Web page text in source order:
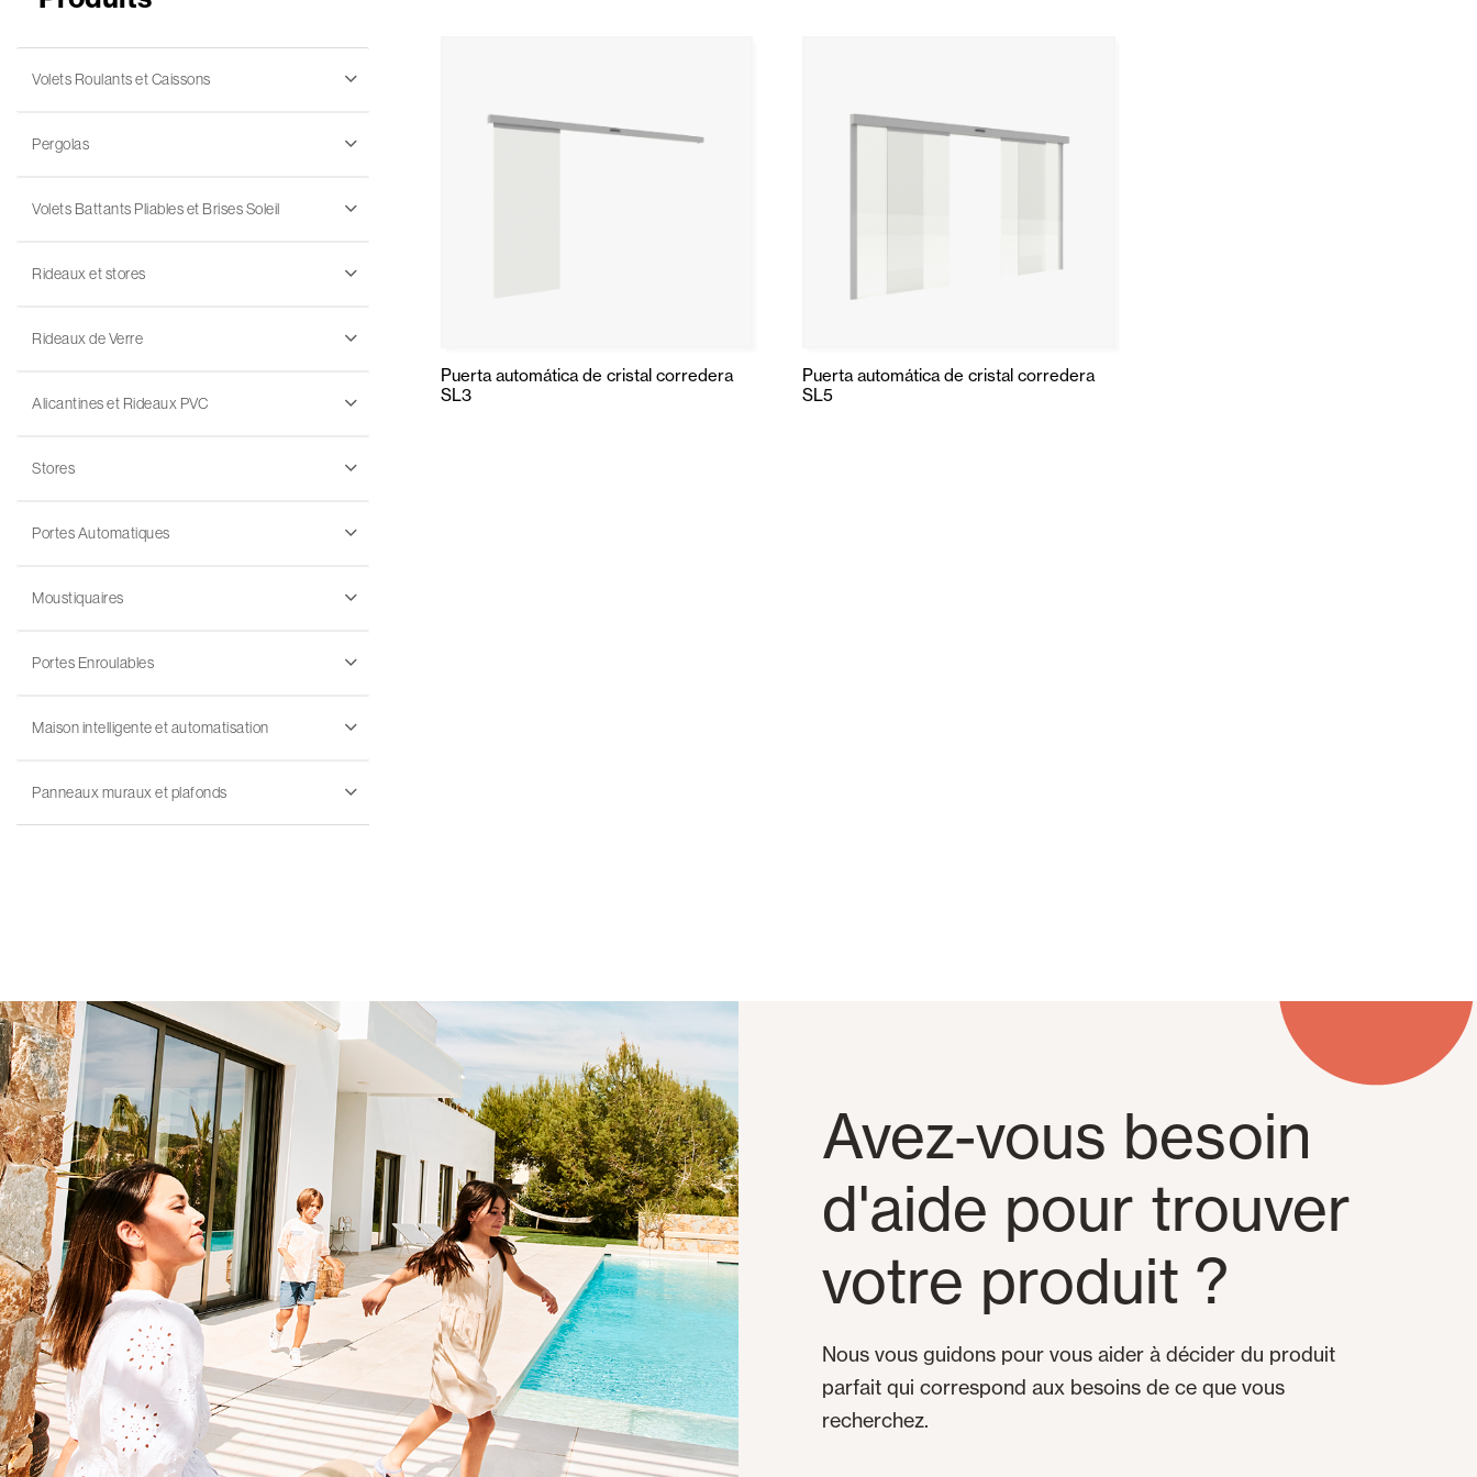
Volets Roulants et Caissons
Pergolas
Volets Battants Pliables et Brises Soleil
Rideaux et stores
Rideaux de Verre
Alicantines et Rideaux PVC
Stores
Portes Automatiques
Moustiquaires
Portes Enroulables
Maison intelligente et automatisation
Panneaux muraux et plafonds
Puerta automática de cristal corredera
SL3
Puerta automática de cristal corredera
SL5
Avez-vous besoin
d'aide pour trouver
votre produit ?
Nous vous guidons pour vous aider à décider du produit
parfait qui correspond aux besoins de ce que vous
recherchez.